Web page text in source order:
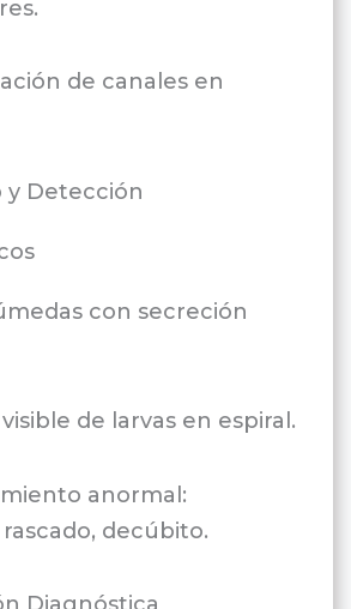
de canales en
y Detección
con secreción
de larvas en espiral.
anormal:
decúbito.